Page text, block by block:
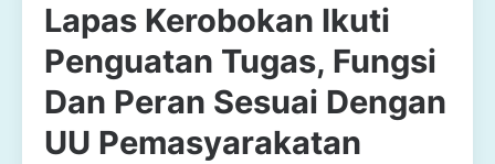
Lapas Kerobokan Ikuti
Penguatan Tugas, Fungsi
Dan Peran Sesuai Dengan
UU Pemasyarakatan